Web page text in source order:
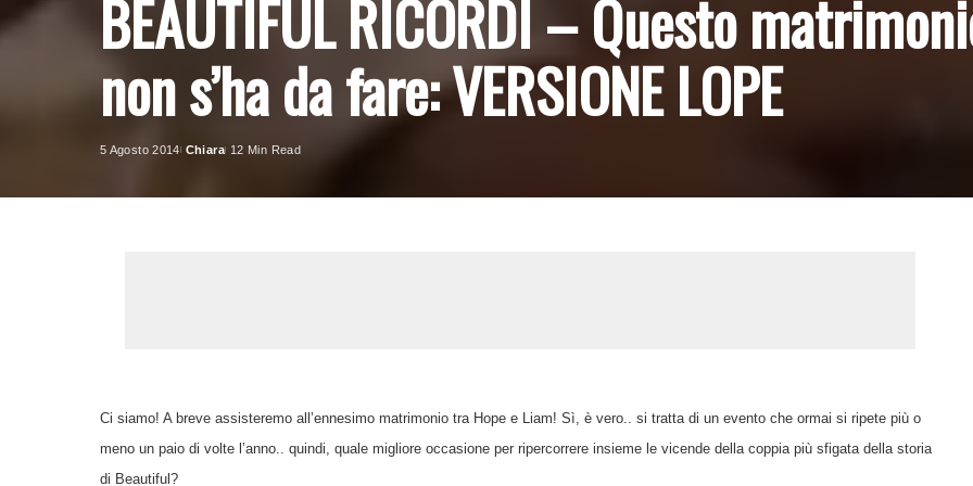
BEAUTIFUL RICORDI – Questo
non s’ha da fare: VERSIONE LOPE
5 Agosto 2014
Posted
Chiara 12 Min Read
Ci siamo! A breve assisteremo all’ennesimo matrimonio tra Hope e Liam! Sì, è vero.. si tratta di un evento che ormai si ripete più o
meno un paio di volte l’anno.. quindi, quale migliore occasione per ripercorrere insieme le vicende della coppia più sfigata della storia
di Beautiful?